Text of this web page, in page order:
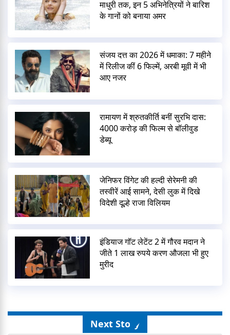
माधुरी तक, इन 5 अभिनेत्रियों ने बारिश
के गानों को बनाया अमर
संजय दत्त का 2026 में धमाका: 7 महीने
में रिलीज कीं 6 फिल्में, अरबी मूवी में भी
आए नजर
रामायण में श्रुतकीर्ति बनीं सुरभि दास:
4000 करोड़ की फिल्म से बॉलीवुड
डेब्यू
जेनिफर विंगेट की हल्दी सेरेमनी की
तस्वीरें आई सामने, देसी लुक में दिखे
विदेशी दूल्हे राजा विलियम
इंडियाज गॉट लेटेंट 2 में गौरव मदान ने
जीते 1 लाख रुपये करण औजला भी हुए
मुरीद
Next Story